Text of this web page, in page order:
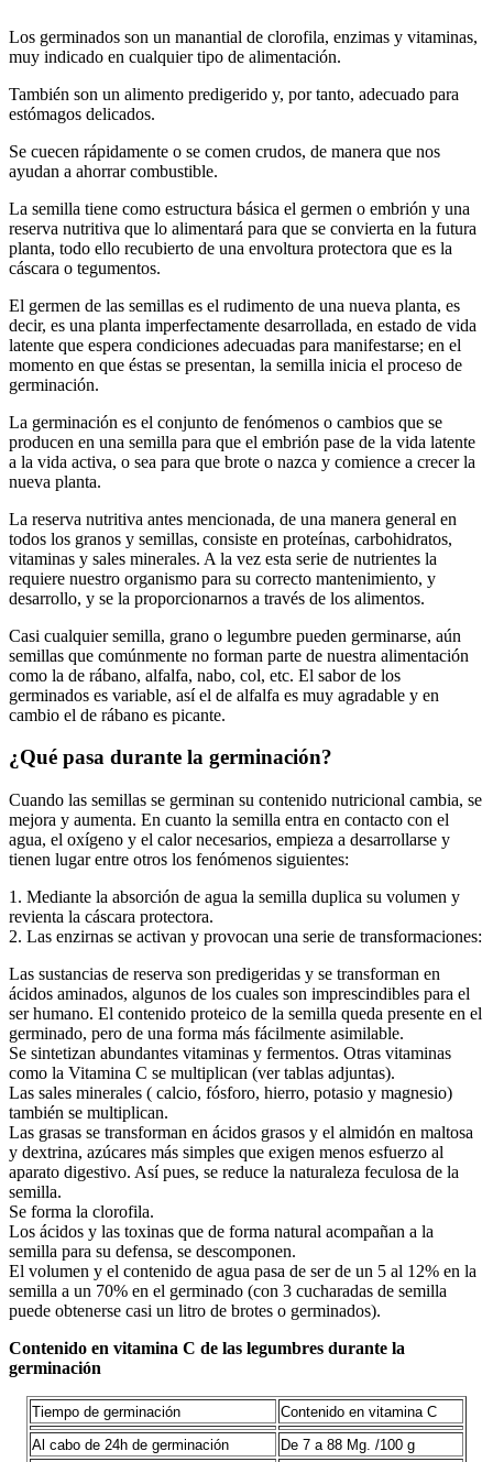
Los germinados son un manantial de clorofila, enzimas y vitaminas,
muy indicado en cualquier tipo de alimentación.
También son un alimento predigerido y, por tanto, adecuado para
estómagos delicados.
Se cuecen rápidamente o se comen crudos, de manera que nos
ayudan a ahorrar combustible.
La semilla tiene como estructura básica el germen o embrión y una
reserva nutritiva que lo alimentará para que se convierta en la futura
planta, todo ello recubierto de una envoltura protectora que es la
cáscara o tegumentos.
El germen de las semillas es el rudimento de una nueva planta, es
decir, es una planta imperfectamente desarrollada, en estado de vida
latente que espera condiciones adecuadas para manifestarse; en el
momento en que éstas se presentan, la semilla inicia el proceso de
germinación.
La germinación es el conjunto de fenómenos o cambios que se
producen en una semilla para que el embrión pase de la vida latente
a la vida activa, o sea para que brote o nazca y comience a crecer la
nueva planta.
La reserva nutritiva antes mencionada, de una manera general en
todos los granos y semillas, consiste en proteínas, carbohidratos,
vitaminas y sales minerales. A la vez esta serie de nutrientes la
requiere nuestro organismo para su correcto mantenimiento, y
desarrollo, y se la proporcionarnos a través de los alimentos.
Casi cualquier semilla, grano o legumbre pueden germinarse, aún
semillas que comúnmente no forman parte de nuestra alimentación
como la de rábano, alfalfa, nabo, col, etc. El sabor de los
germinados es variable, así el de alfalfa es muy agradable y en
cambio el de rábano es picante.
¿Qué pasa durante la germinación?
Cuando las semillas se germinan su contenido nutricional cambia, se
mejora y aumenta. En cuanto la semilla entra en contacto con el
agua, el oxígeno y el calor necesarios, empieza a desarrollarse y
tienen lugar entre otros los fenómenos siguientes:
1. Mediante la absorción de agua la semilla duplica su volumen y
revienta la cáscara protectora.
2. Las enzirnas se activan y provocan una serie de transformaciones:
Las sustancias de reserva son predigeridas y se transforman en
ácidos aminados, algunos de los cuales son imprescindibles para el
ser humano. El contenido proteico de la semilla queda presente en el
germinado, pero de una forma más fácilmente asimilable.
Se sintetizan abundantes vitaminas y fermentos. Otras vitaminas
como la Vitamina C se multiplican (ver tablas adjuntas).
Las sales minerales ( calcio, fósforo, hierro, potasio y magnesio)
también se multiplican.
Las grasas se transforman en ácidos grasos y el almidón en maltosa
y dextrina, azúcares más simples que exigen menos esfuerzo al
aparato digestivo. Así pues, se reduce la naturaleza feculosa de la
semilla.
Se forma la clorofila.
Los ácidos y las toxinas que de forma natural acompañan a la
semilla para su defensa, se descomponen.
El volumen y el contenido de agua pasa de ser de un 5 al 12% en la
semilla a un 70% en el germinado (con 3 cucharadas de semilla
puede obtenerse casi un litro de brotes o germinados).
Contenido en vitamina C de las legumbres durante la
germinación
Tiempo de germinación
Contenido en vitamina C
Al cabo de 24h de germinación
De 7 a 88 Mg. /100 g